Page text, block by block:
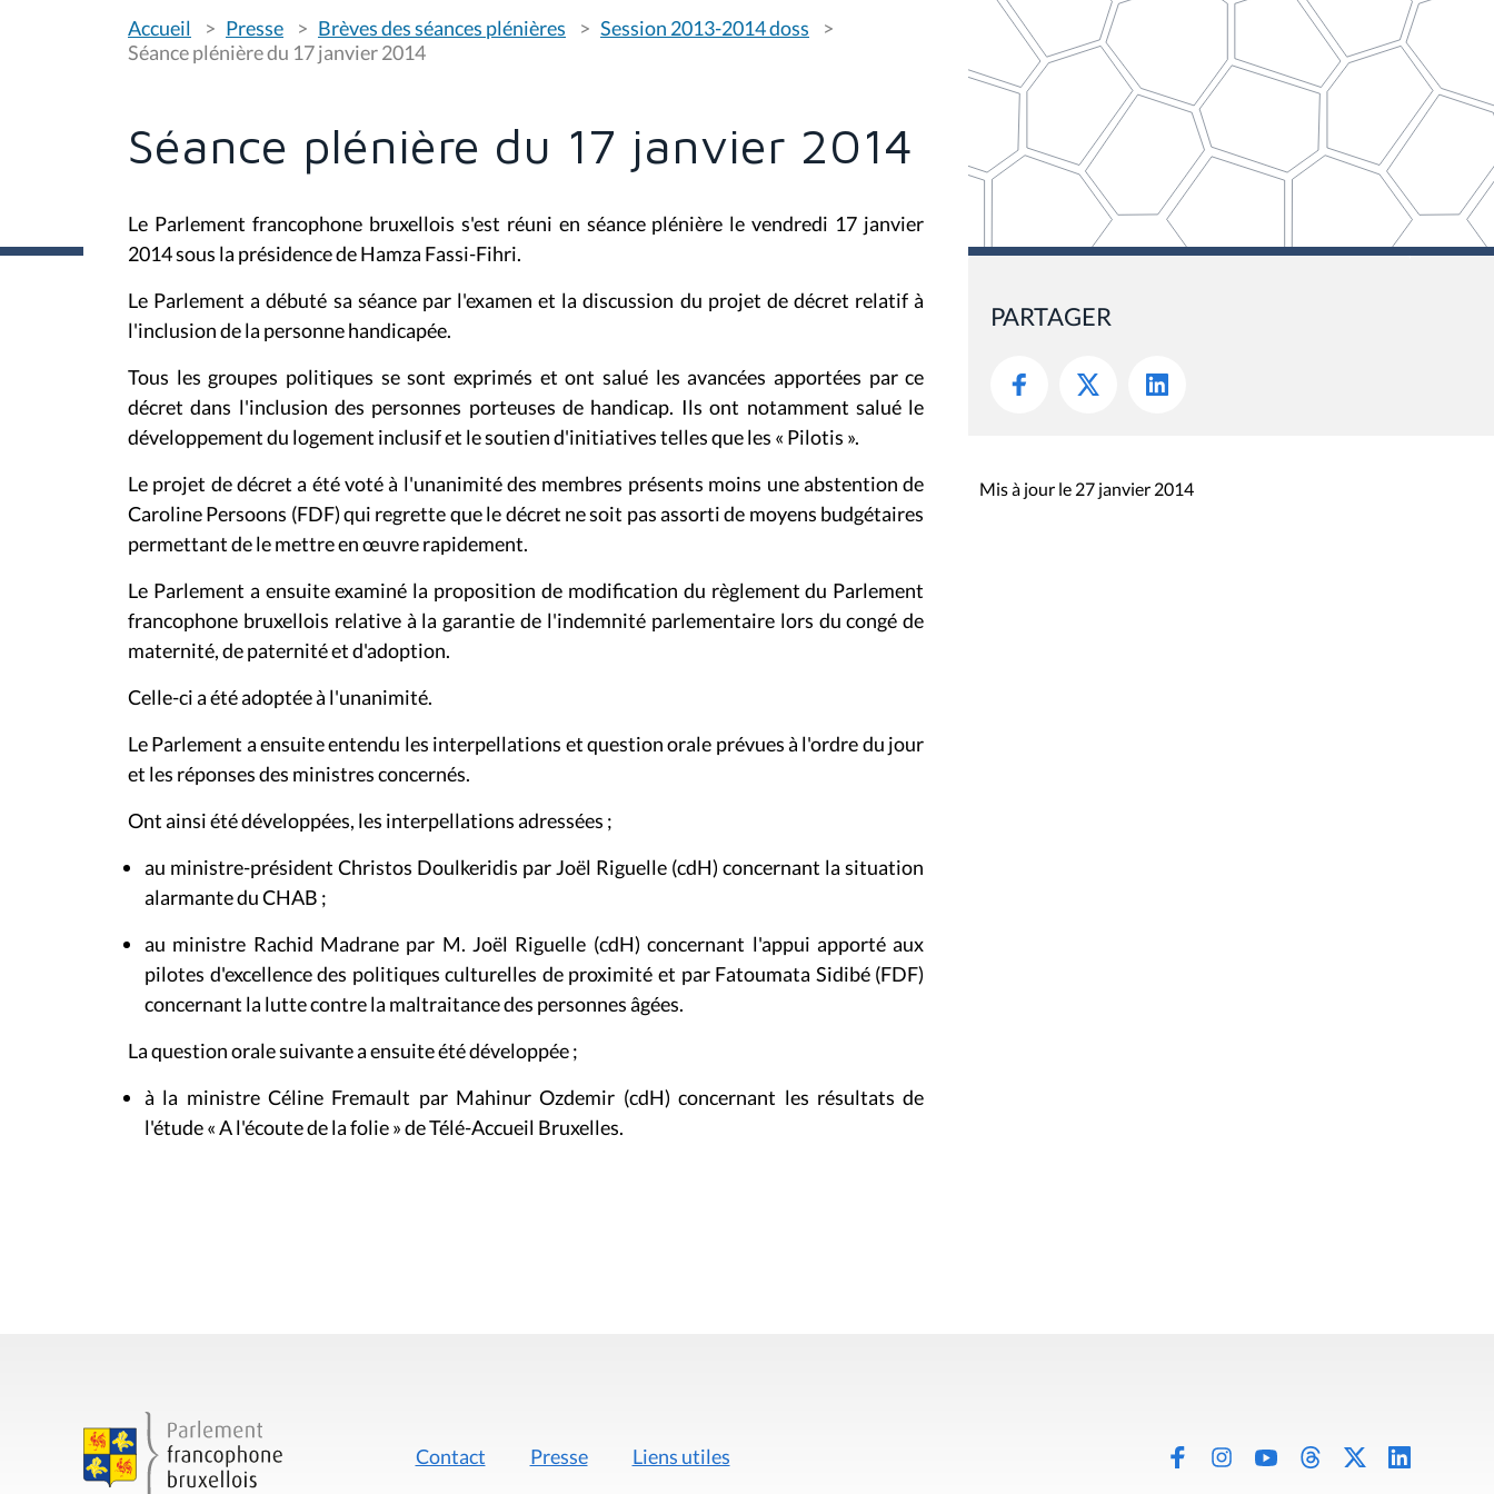
o
u
s
s
i
:
Accueil Presse Brèves des séances plénières
Session 2013-2014 doss
Séance plénière du 17 janvier 2014
Séance plénière du 17 janvier 2014
Le Parlement francophone bruxellois s'est réuni en séance plénière le vendredi 17 janvier
2014 sous la présidence de Hamza Fassi-Fihri.
Le Parlement a débuté sa séance par l'examen et la discussion du projet de décret relatif à
l'inclusion de la personne handicapée.
Tous les groupes politiques se sont exprimés et ont salué les avancées apportées par ce
décret dans l'inclusion des personnes porteuses de handicap. Ils ont notamment salué le
développement du logement inclusif et le soutien d'initiatives telles que les « Pilotis ».
Le projet de décret a été voté à l'unanimité des membres présents moins une abstention de
Caroline Persoons (FDF) qui regrette que le décret ne soit pas assorti de moyens budgétaires
permettant de le mettre en œuvre rapidement.
Le Parlement a ensuite examiné la proposition de modification du règlementdu Parlement
francophone bruxellois relative à la garantie de l'indemnité parlementaire lors du congé de
maternité, de paternité et d'adoption.
Celle-ci a été adoptée à l'unanimité.
Le Parlement a ensuite entendu les interpellations et question orale prévues à l'ordre du jour
et les réponses des ministres concernés.
Ont ainsi été développées, les interpellations adressées ;
au ministre-président Christos Doulkeridis par Joël Riguelle (cdH) concernant la situation
alarmante du CHAB ;
au ministre Rachid Madrane par M. Joël Riguelle (cdH) concernant l'appui apporté aux
pilotes d'excellence des politiques culturelles de proximité et par Fatoumata Sidibé (FDF)
concernant la lutte contre la maltraitance des personnes âgées.
La question orale suivante a ensuite été développée ;
à la ministre Céline Fremault par Mahinur Ozdemir (cdH) concernant les résultats de
l'étude « A l'écoute de la folie » de Télé-Accueil Bruxelles.
PARTAGER
Mis à jour le 27 janvier 2014
Contact Presse Liens utiles